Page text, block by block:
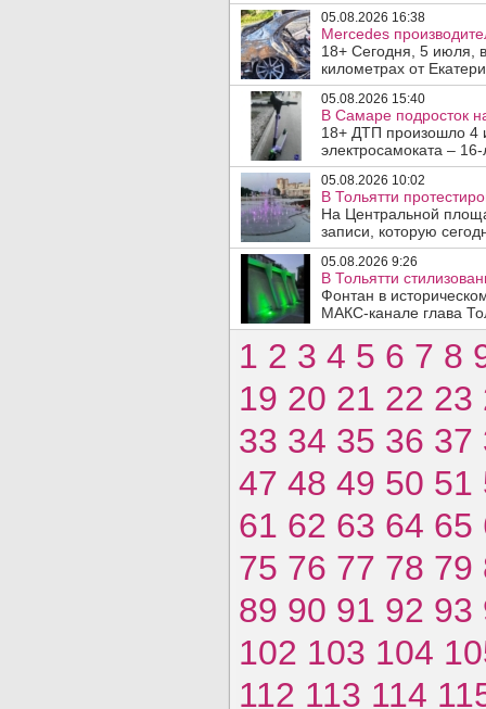
05.08.2026 16:38
Mercedes
18+ Сегодня, 5 июля,
километрах от
05.08.2026 15:40
В Самаре подросток
18+ ДТП произошло
электросамоката –
05.08.2026 10:02
В Тольятти
На Центральной
записи, которую
05.08.2026 9:26
В Тольятти
Фонтан в
МАКС-канале глава
1 2 3 4 5 6 7 8
19 20 21 22 23
33 34 35 36 37
47 48 49 50 51
61 62 63 64 65
75 76 77 78 79
89 90 91 92 93
102 103 104
112 113 114